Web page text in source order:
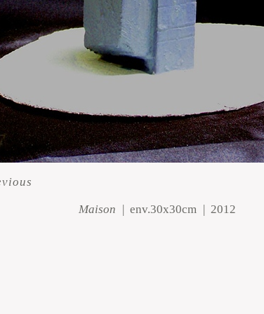
Maison env.30x30cm 2012